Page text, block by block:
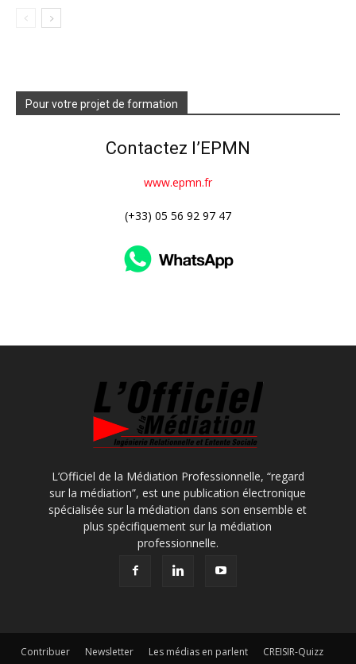
Pour votre projet de formation
Contactez l’EPMN
www.epmn.fr
(+33) 05 56 92 97 47
L’Officiel de la Médiation Professionnelle, “regard
sur la médiation”, est une publication électronique
spécialisée sur la médiation dans son ensemble et
plus spécifiquement sur la médiation
professionnelle.
Contribuer Newsletter Les médias en parlent
CREISIR-Quizz